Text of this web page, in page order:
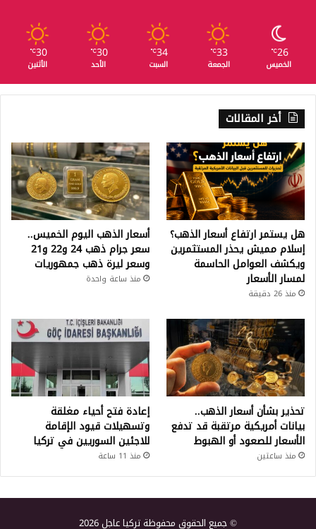
26
℃
الخميس
33
℃
الجمعة
34
℃
السبت
30
℃
الأحد
30
℃
الأثنين
أخر المقالات
هل يستمر ارتفاع أسعار الذهب؟
إسلام مميش يحذر المستثمرين
ويكشف العوامل الحاسمة
لمسار الأسعار
منذ 26 دقيقة
أسعار الذهب اليوم الخميس..
سعر جرام ذهب 24 و22 و21
وسعر ليرة ذهب جمهوريات
منذ ساعة واحدة
تحذير بشأن أسعار الذهب..
بيانات أمريكية مرتقبة قد تدفع
الأسعار للصعود أو الهبوط
منذ ساعتين
إعادة فتح أحياء مغلقة
وتسهيلات قيود الإقامة
للاجئين السوريين في تركيا
منذ 11 ساعة
© جميع الحقوق محفوظة تركيا عاجل 2026